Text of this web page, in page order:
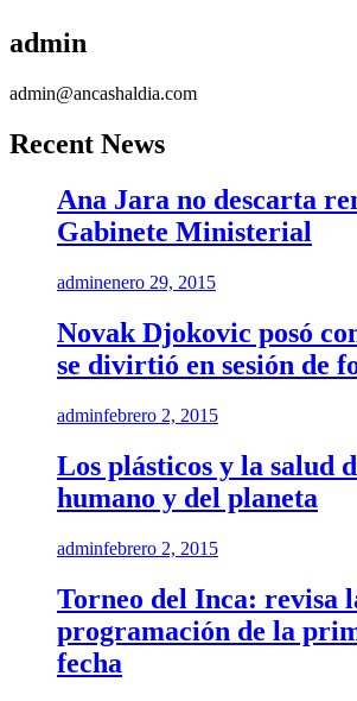
admin
admin@ancashaldia.com
Recent News
Ana Jara no descarta
Gabinete Ministerial
adminenero 29, 2015
Novak Djokovic posó
se divirtió en sesión de
adminfebrero 2, 2015
Los plásticos y la salud
humano y del planeta
adminfebrero 2, 2015
Torneo del Inca: revisa
programación de la
fecha